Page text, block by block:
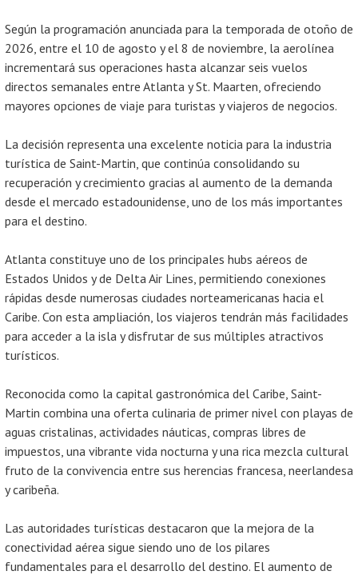
Según la programación anunciada para la temporada de otoño de
2026, entre el 10 de agosto y el 8 de noviembre, la aerolínea
incrementará sus operaciones hasta alcanzar seis vuelos
directos semanales entre Atlanta y St. Maarten, ofreciendo
mayores opciones de viaje para turistas y viajeros de negocios.
La decisión representa una excelente noticia para la industria
turística de Saint-Martin, que continúa consolidando su
recuperación y crecimiento gracias al aumento de la demanda
desde el mercado estadounidense, uno de los más importantes
para el destino.
Atlanta constituye uno de los principales hubs aéreos de
Estados Unidos y de Delta Air Lines, permitiendo conexiones
rápidas desde numerosas ciudades norteamericanas hacia el
Caribe. Con esta ampliación, los viajeros tendrán más facilidades
para acceder a la isla y disfrutar de sus múltiples atractivos
turísticos.
Reconocida como la capital gastronómica del Caribe, Saint-
Martin combina una oferta culinaria de primer nivel con playas de
aguas cristalinas, actividades náuticas, compras libres de
impuestos, una vibrante vida nocturna y una rica mezcla cultural
fruto de la convivencia entre sus herencias francesa, neerlandesa
y caribeña.
Las autoridades turísticas destacaron que la mejora de la
conectividad aérea sigue siendo uno de los pilares
fundamentales para el desarrollo del destino. El aumento de